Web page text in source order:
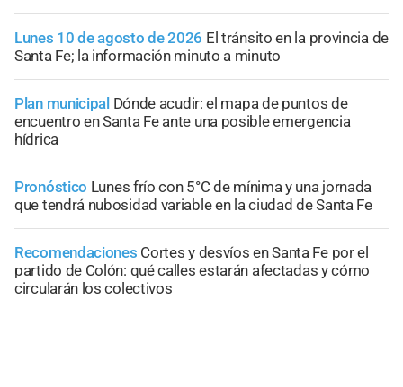
Lunes 10 de agosto de 2026 El tránsito en la provincia de
Santa Fe; la información minuto a minuto
Plan municipal Dónde acudir: el mapa de puntos de
encuentro en Santa Fe ante una posible emergencia
hídrica
Pronóstico Lunes frío con 5°C de mínima y una jornada
que tendrá nubosidad variable en la ciudad de Santa Fe
Recomendaciones Cortes y desvíos en Santa Fe por el
partido de Colón: qué calles estarán afectadas y cómo
circularán los colectivos